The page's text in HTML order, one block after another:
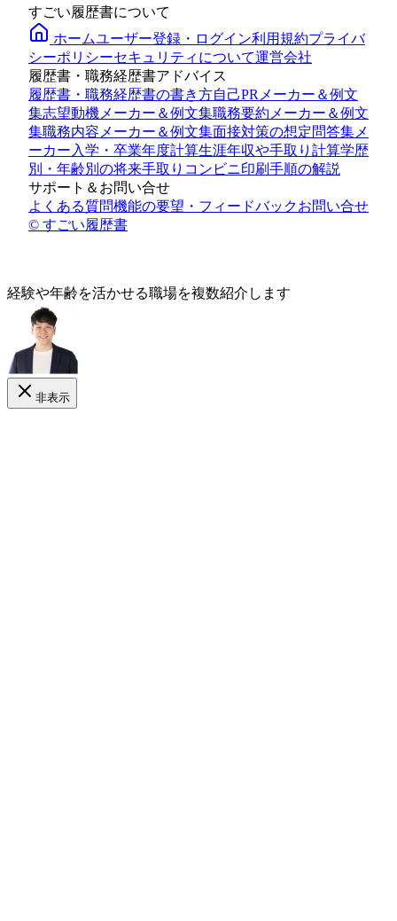
すごい履歴書について
ホームユーザー登録・ログイン利用規約プライバ
シーポリシーセキュリティについて運営会社
履歴書・職務経歴書アドバイス
履歴書・職務経歴書の書き方自己PRメーカー＆例文
集志望動機メーカー＆例文集職務要約メーカー＆例文
集職務内容メーカー＆例文集面接対策の想定問答集メ
ーカー入学・卒業年度計算生涯年収や手取り計算学歴
別・年齢別の将来手取り コンビニ印刷手順の解説
サポート＆お問い合せ
よくある質問機能の要望・フィードバックお問い合せ
© すごい履歴書
経験や年齢を活かせる職場を複数紹介します
非表示